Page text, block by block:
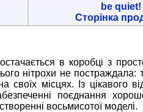
be quiet!
Сторінка
в коробці з
нітрохи не постраждала:
своїх місцях. Із цікавого
поєднання
восьмисотої моделі.